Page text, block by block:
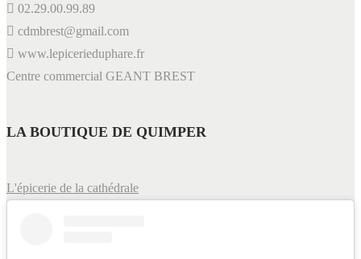
02.29.00.99.89
cdmbrest@gmail.com
www.lepicerieduphare.fr
Centre commercial GEANT BREST
LA BOUTIQUE DE QUIMPER
L'épicerie de la cathédrale